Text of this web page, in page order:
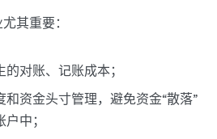
其重要：
对账、记账成本；
资金头寸管理，避免资金“散落”
中；